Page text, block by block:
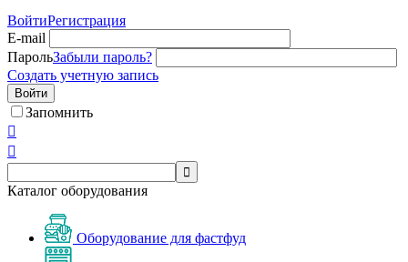
ВойтиРегистрация
E-mail
ПарольЗабыли пароль?
Создать учетную запись
Войти
Запомнить



Каталог оборудования
Оборудование для фастфуд